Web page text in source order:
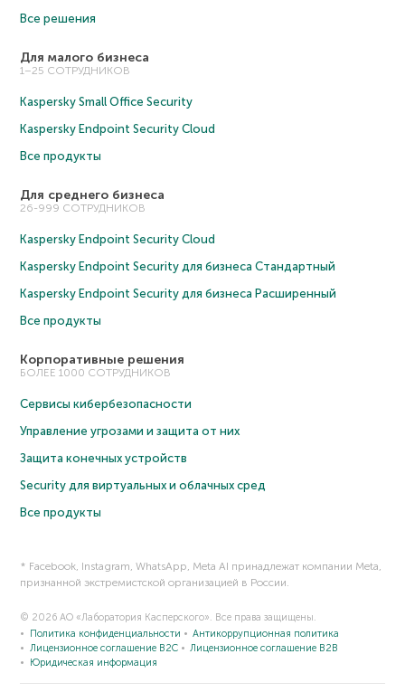
Все решения
Для малого бизнеса
1–25 СОТРУДНИКОВ
Kaspersky Small Office Security
Kaspersky Endpoint Security Cloud
Все продукты
Для среднего бизнеса
26-999 СОТРУДНИКОВ
Kaspersky Endpoint Security Cloud
Kaspersky Endpoint Security для бизнеса Cтандартный
Kaspersky Endpoint Security для бизнеса Расширенный
Все продукты
Корпоративные решения
БОЛЕЕ 1000 СОТРУДНИКОВ
Сервисы кибербезопасности
Управление угрозами и защита от них
Защита конечных устройств
Security для виртуальных и облачных сред
Все продукты
* Facebook, Instagram, WhatsApp, Meta AI принадлежат компании Meta,
признанной экстремистской организацией в России.
© 2026 АО «Лаборатория Касперского». Все права защищены.
Политика конфиденциальности
Антикоррупционная политика
Лицензионное соглашение B2C
Лицензионное соглашение B2B
Юридическая информация